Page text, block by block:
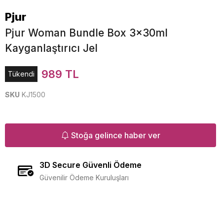
Pjur
Pjur Woman Bundle Box 3x30ml
Kayganlaştırıcı Jel
Tükendi 989 TL
SKU KJ1500
Stoğa gelince haber ver
3D Secure Güvenli Ödeme
Güvenilir Ödeme Kuruluşları